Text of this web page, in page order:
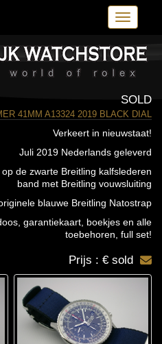
Toggle
SOLD
41MM A13324 2019 BLACK DIAL
Verkeert in nieuwstaat!
Juli 2019 Nederlands geleverd
de zwarte Breitling kalfslederen
band met Breitling vouwsluiting
blauwe Breitling Natostrap
garantiekaart, boekjes en alle
toebehoren, full set!
Prijs : € sold